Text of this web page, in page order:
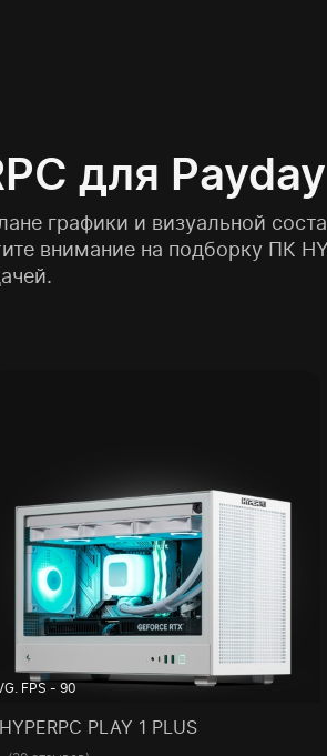
для
графики и визуальной
внимание на подборку ПК
FPS - 90
HYPERPC PLAY 1 PLUS